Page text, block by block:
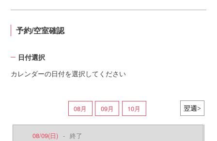
予約/空室確認
日付選択
カレンダーの日付を選択してください
08月 09月 10月
08/09(日) - 終了